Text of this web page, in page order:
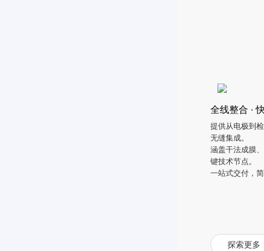
全线整合 ·
提供从电极到检
无缝集成。
涵盖干法成膜
键技术节点。
一站式交付，
探索更多